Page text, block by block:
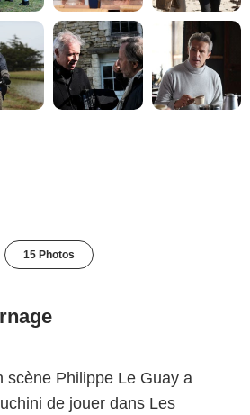
15 Photos
scène Philippe Le Guay a
de jouer dans Les